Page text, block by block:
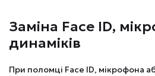
Заміна Face ID,
динаміків
При поломці Face ID, мікрофона